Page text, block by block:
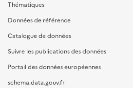
Thématiques
Données de référence
Catalogue de données
Suivre les publications des données
Portail des données européennes
schema.data.gouv.fr